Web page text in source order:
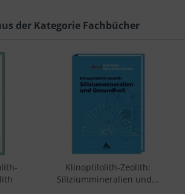
der Kategorie Fachbücher
Klinoptilolith-Zeolith:
Siliziummineralien und...